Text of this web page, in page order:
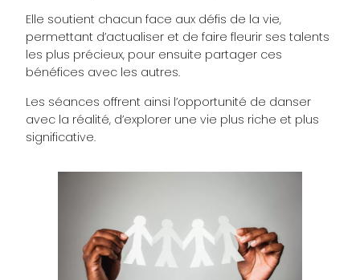
Elle soutient chacun face aux défis de la vie,
permettant d’actualiser et de faire fleurir ses talents
les plus précieux, pour ensuite partager ces
bénéfices avec les autres.
Les séances offrent ainsi l’opportunité de danser
avec la réalité, d’explorer une vie plus riche et plus
significative.